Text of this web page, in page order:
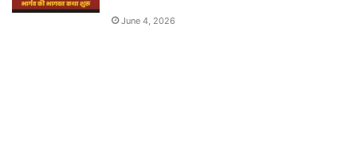
June 4, 2026